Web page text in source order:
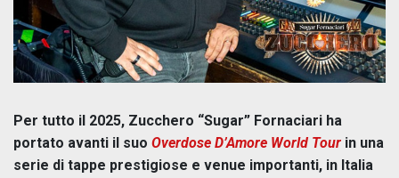
Per tutto il 2025, Zucchero “Sugar” Fornaciari ha
portato avanti il suo Overdose D’Amore World Tour in una
serie di tappe prestigiose e venue importanti, in Italia